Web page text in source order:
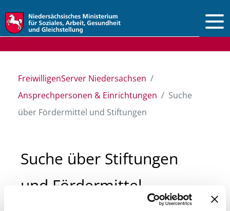
FreiwilligenServer Niedersachsen
Ansprechpersonen & Einrichtungen
Suche
über Fördermittel und Stiftungen
Suche über Stiftungen
und Fördermittel